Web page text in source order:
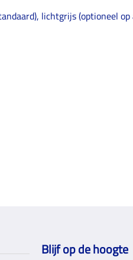
lichtgrijs (optioneel
Blijf op de hoogte